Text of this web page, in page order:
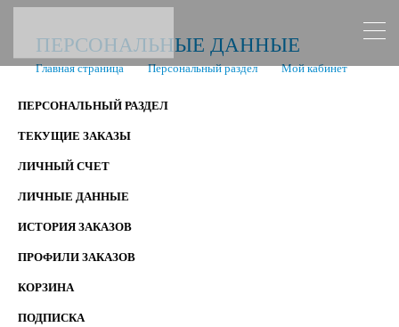
ПЕРСОНАЛЬНЫЕ ДАННЫЕ
Главная страница Персональный раздел Мой кабинет
ПЕРСОНАЛЬНЫЙ РАЗДЕЛ
ТЕКУЩИЕ ЗАКАЗЫ
ЛИЧНЫЙ СЧЕТ
ЛИЧНЫЕ ДАННЫЕ
ИСТОРИЯ ЗАКАЗОВ
ПРОФИЛИ ЗАКАЗОВ
КОРЗИНА
ПОДПИСКА